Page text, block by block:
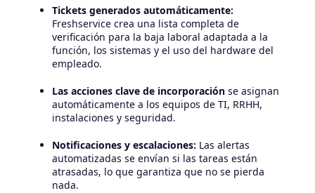
Tickets generados automáticamente:
Freshservice crea una lista completa de
verificación para la baja laboral adaptada a la
función, los sistemas y el uso del hardware del
empleado.
Las acciones clave de incorporación se asignan
automáticamente a los equipos de TI, RRHH,
instalaciones y seguridad.
Notificaciones y escalaciones: Las alertas
automatizadas se envían si las tareas están
atrasadas, lo que garantiza que no se pierda
nada.